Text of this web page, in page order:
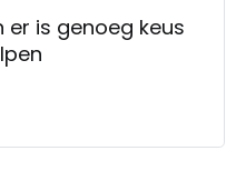
is genoeg keus